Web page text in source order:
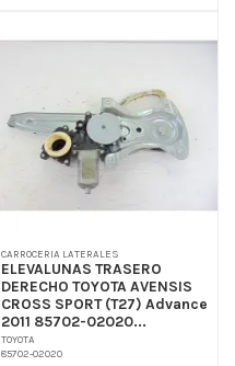
CARROCERIA LATERALES
ELEVALUNAS TRASERO
DERECHO TOYOTA AVENSIS
CROSS SPORT (T27) Advance
2011 85702-02020...
TOYOTA
85702-02020